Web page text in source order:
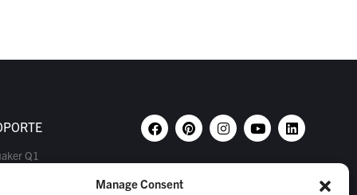
Manage Consent
Q1